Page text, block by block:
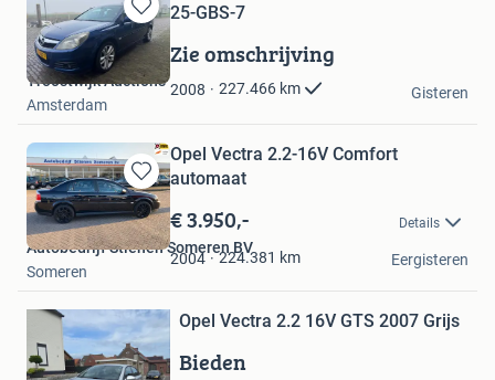
Bewaren
in
Mijn
Favorieten
25-GBS-7
Zie omschrijving
2008 227.466 km
Troostwijk Auctions
Amsterdam
Gisteren
Bewaren
in
Mijn
Favorieten
Opel Vectra 2.2-16V Comfort
automaat
€ 3.950,- Details
2004 224.381 km
Autobedrijf Stienen Someren BV
Someren
Eergisteren
in
Mijn
Favorieten
Opel Vectra 2.2 16V GTS 2007 Grijs
Bieden